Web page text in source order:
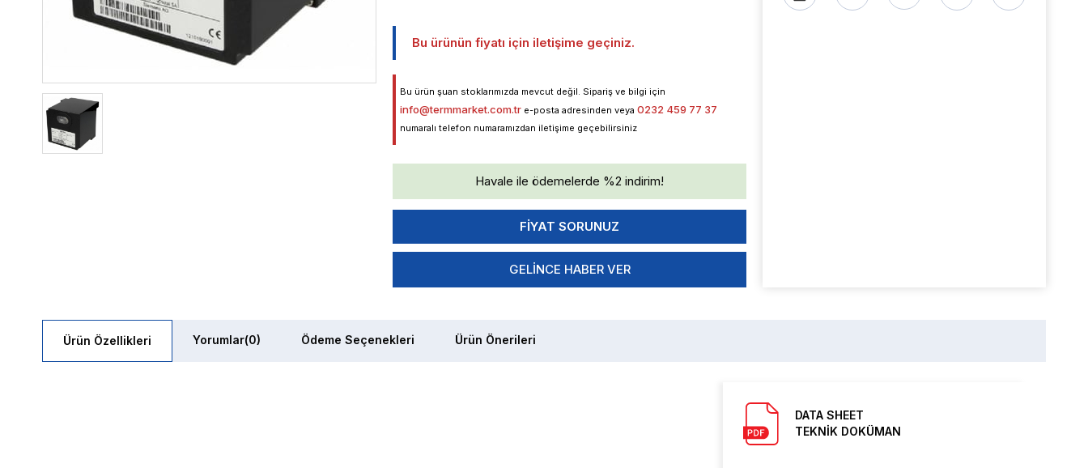
Bu ürünün fiyatı için iletişime geçiniz.
Bu ürün şuan stoklarımızda mevcut değil. Sipariş ve bilgi için
info@termmarket.com.tr e-posta adresinden veya 0232 459 77 37
numaralı telefon numaramızdan iletişime geçebilirsiniz
Havale ile ödemelerde %2 indirim!
GELINCE HABER VER
Ürün Özellikleri Yorumlar(0) Ödeme Seçenekleri Ürün Önerileri
DATA SHEET
TEKNİK DOKÜMAN